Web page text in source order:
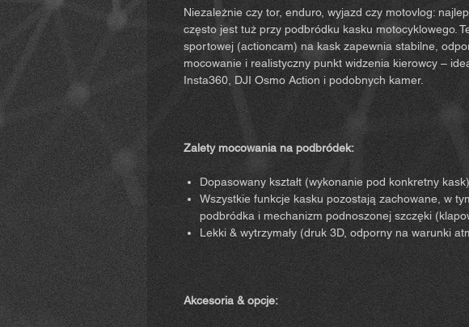
Niezależnie czy tor, enduro, wyjazd czy motovlog:
często jest tuż przy podbródku kasku motocyklowego.
sportowej (actioncam) na kask zapewnia stabilne,
mocowanie i realistyczny punkt widzenia kierowcy –
Insta360, DJI Osmo Action i podobnych kamer.
Zalety mocowania na podbródek:
Dopasowany kształt (wykonanie pod konkretny kask)
Wszystkie funkcje kasku pozostają zachowane, w
podbródka i mechanizm podnoszonej szczęki
Lekki & wytrzymały (druk 3D, odporny na warunki
Akcesoria & opcje: